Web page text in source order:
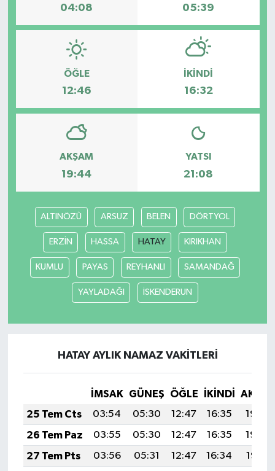
04:08 05:39
ÖĞLE
12:46
İKINDI
16:32
AKŞAM
19:44
YATSI
21:08
ALTINÖZÜ ARSUZ BELEN DÖRTYOL
ERZİN HASSA HATAY KIRIKHAN
KUMLU PAYAS REYHANLI SAMANDAĞ
YAYLADAĞI İSKENDERUN
HATAY AYLIK NAMAZ VAKITLERI
İMSAK GÜNEŞ ÖĞLE İKINDI
25 Tem Cts
03:54 05:30 12:47 16:35
19:54
26 Tem Paz
03:55 05:30 12:47 16:35
19:54
27 Tem Pts
03:56 05:31 12:47 16:34
19:53